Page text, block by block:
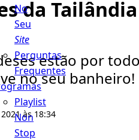
No
Seu
Site
Perguntas
Frequentes
Playlist
Non
Stop
da Tailândia
estão por
no seu banheiro!
às 18:34